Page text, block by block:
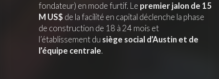
fondateur) en mode furtif. Le premier jalon de 15
M US$ de la facilité en capital déclenche la phase
de construction de 18 à 24 mois et
l’établissement du siège social d’Austin et de
l’équipe centrale.